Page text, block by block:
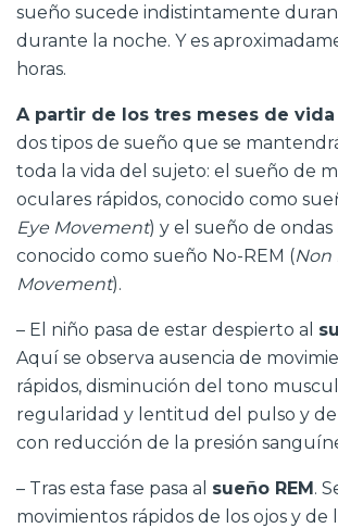
sueño sucede indistintamente
durante la noche. Y es
horas.
A partir de los tres meses de vida
dos tipos de sueño que se
toda la vida del sujeto: el sueño de
oculares rápidos, conocido como
Eye Movement) y el sueño de
conocido como sueño No-REM (Non
Movement).
– El niño pasa de estar despierto al
Aquí se observa ausencia de
rápidos, disminución del tono
regularidad y lentitud del pulso y de
con reducción de la presión
– Tras esta fase pasa al sueño REM.
movimientos rápidos de los ojos y de